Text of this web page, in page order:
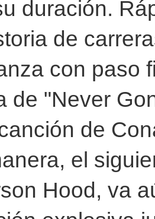
duración.
de
con paso
de "Never
de
el
Hood, va